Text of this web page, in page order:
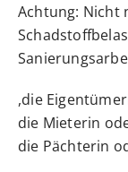
Achtung: Nicht
die
die Mieterin
die Pächterin